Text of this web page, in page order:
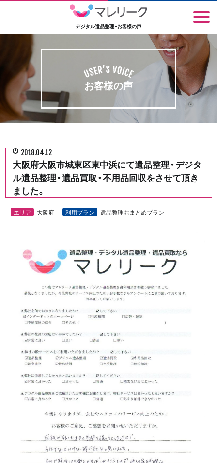
デジタル遺品整理-お客様の声
お客様の声
2018.04.12
大阪府大阪市城東区東中浜にて遺品整理・デジタ
ル遺品整理・遺品買取・不用品回収をさせて頂き
ました。
エリア 大阪府 利用プラン 遺品整理おまとめプラン